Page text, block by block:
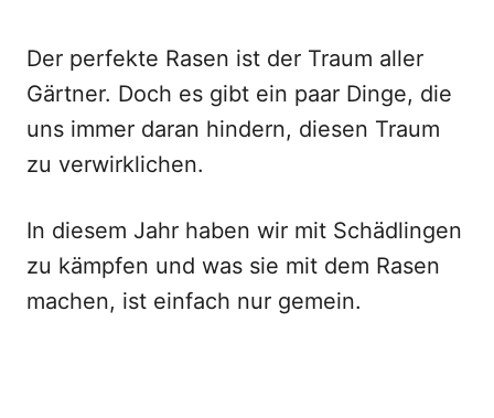
Der perfekte Rasen ist der Traum aller
Gärtner. Doch es gibt ein paar Dinge, die
uns immer daran hindern, diesen Traum
zu verwirklichen.
In diesem Jahr haben wir mit Schädlingen
zu kämpfen und was sie mit dem Rasen
machen, ist einfach nur gemein.